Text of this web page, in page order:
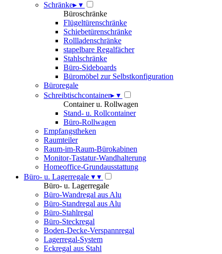
Schränke▸ ▾
Büroschränke
Flügeltürenschränke
Schiebetürenschränke
Rollladenschränke
stapelbare Regalfächer
Stahlschränke
Büro-Sideboards
Büromöbel zur Selbstkonfiguration
Büroregale
Schreibtischcontainer▸ ▾
Container u. Rollwagen
Stand- u. Rollcontainer
Büro-Rollwagen
Empfangstheken
Raumteiler
Raum-im-Raum-Bürokabinen
Monitor-Tastatur-Wandhalterung
Homeoffice-Grundausstattung
Büro- u. Lagerregale ▾ ▾
Büro- u. Lagerregale
Büro-Wandregal aus Alu
Büro-Standregal aus Alu
Büro-Stahlregal
Büro-Steckregal
Boden-Decke-Verspannregal
Lagerregal-System
Eckregal aus Stahl